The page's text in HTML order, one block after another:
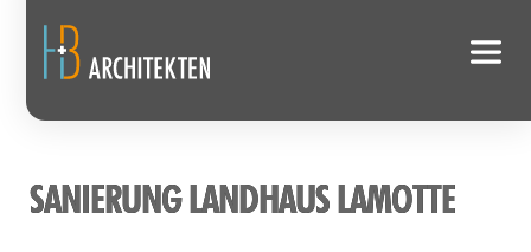
SANIERUNG LANDHAUS LAMOTTE